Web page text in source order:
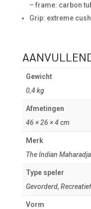
– frame: carbon
Grip: extreme
Gewicht
0,4 kg
Afmetingen
46 × 26 × 4 cm
Merk
The Indian Maharadja
Type speler
Gevorderd, Recreatief
Vorm